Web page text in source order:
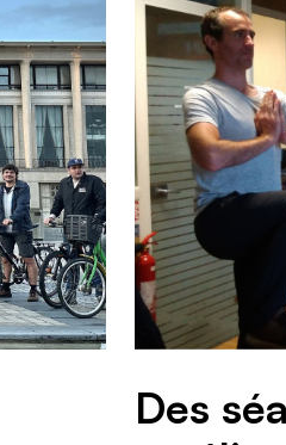
Des